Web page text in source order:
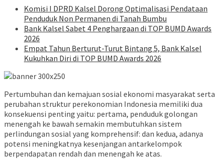
Komisi I DPRD Kalsel Dorong Optimalisasi Pendataan
Penduduk Non Permanen di Tanah Bumbu
Bank Kalsel Sabet 4 Penghargaan di TOP BUMD Awards
2026
Empat Tahun Berturut-Turut Bintang 5, Bank Kalsel
Kukuhkan Diri di TOP BUMD Awards 2026
Pertumbuhan dan kemajuan sosial ekonomi masyarakat serta
perubahan struktur perekonomian Indonesia memiliki dua
konsekuensi penting yaitu: pertama, penduduk golongan
menengah ke bawah semakin membutuhkan sistem
perlindungan sosial yang komprehensif: dan kedua, adanya
potensi meningkatnya kesenjangan antarkelompok
berpendapatan rendah dan menengah ke atas.